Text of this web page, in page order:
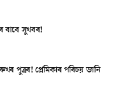
বাবে সুখবৰ!
পুত্ৰৰ! প্ৰেমিকাৰ পৰিচয় জানি